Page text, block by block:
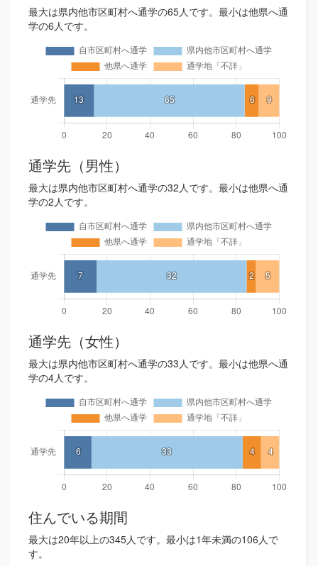
最大は県内他市区町村へ通学の65人です。最小は他県へ通
学の6人です。
通学先（男性）
最大は県内他市区町村へ通学の32人です。最小は他県へ通
学の2人です。
通学先（女性）
最大は県内他市区町村へ通学の33人です。最小は他県へ通
学の4人です。
住んでいる期間
最大は20年以上の345人です。最小は1年未満の106人で
す。